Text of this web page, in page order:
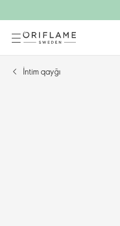
İntim qayğı